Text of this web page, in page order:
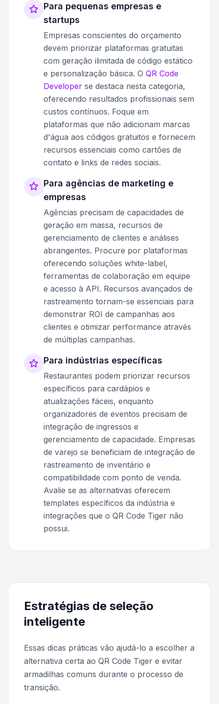
Para pequenas empresas e
startups
Empresas conscientes do orçamento
devem priorizar plataformas gratuitas
com geração ilimitada de código estático
e personalização básica. O QR Code
Developer se destaca nesta categoria,
oferecendo resultados profissionais sem
custos contínuos. Foque em
plataformas que não adicionam marcas
d'água aos códigos gratuitos e fornecem
recursos essenciais como cartões de
contato e links de redes sociais.
Para agências de marketing e
empresas
Agências precisam de capacidades de
geração em massa, recursos de
gerenciamento de clientes e análises
abrangentes. Procure por plataformas
oferecendo soluções white-label,
ferramentas de colaboração em equipe
e acesso à API. Recursos avançados de
rastreamento tornam-se essenciais para
demonstrar ROI de campanhas aos
clientes e otimizar performance através
de múltiplas campanhas.
Para indústrias específicas
Restaurantes podem priorizar recursos
específicos para cardápios e
atualizações fáceis, enquanto
organizadores de eventos precisam de
integração de ingressos e
gerenciamento de capacidade. Empresas
de varejo se beneficiam de integração de
rastreamento de inventário e
compatibilidade com ponto de venda.
Avalie se as alternativas oferecem
templates específicos da indústria e
integrações que o QR Code Tiger não
possui.
Estratégias de seleção
inteligente
Essas dicas práticas vão ajudá-lo a escolher a
alternativa certa ao QR Code Tiger e evitar
armadilhas comuns durante o processo de
transição.